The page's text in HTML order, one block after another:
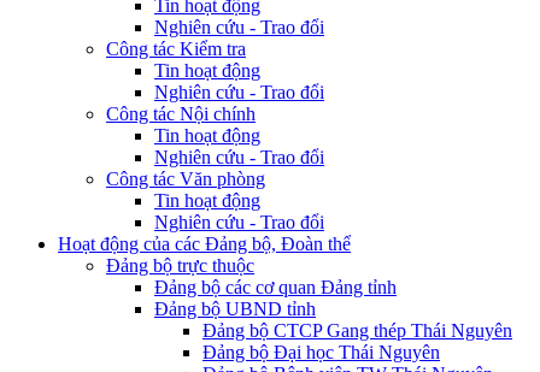
Tin hoạt động
Nghiên cứu - Trao đổi
Công tác Kiểm tra
Tin hoạt động
Nghiên cứu - Trao đổi
Công tác Nội chính
Tin hoạt động
Nghiên cứu - Trao đổi
Công tác Văn phòng
Tin hoạt động
Nghiên cứu - Trao đổi
Hoạt động của các Đảng bộ, Đoàn thể
Đảng bộ trực thuộc
Đảng bộ các cơ quan Đảng tỉnh
Đảng bộ UBND tỉnh
Đảng bộ CTCP Gang thép Thái Nguyên
Đảng bộ Đại học Thái Nguyên